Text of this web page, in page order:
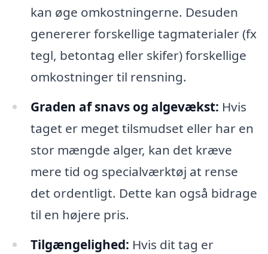
kan øge omkostningerne. Desuden
genererer forskellige tagmaterialer (fx
tegl, betontag eller skifer) forskellige
omkostninger til rensning.
Graden af snavs og algevækst: Hvis
taget er meget tilsmudset eller har en
stor mængde alger, kan det kræve
mere tid og specialværktøj at rense
det ordentligt. Dette kan også bidrage
til en højere pris.
Tilgængelighed: Hvis dit tag er